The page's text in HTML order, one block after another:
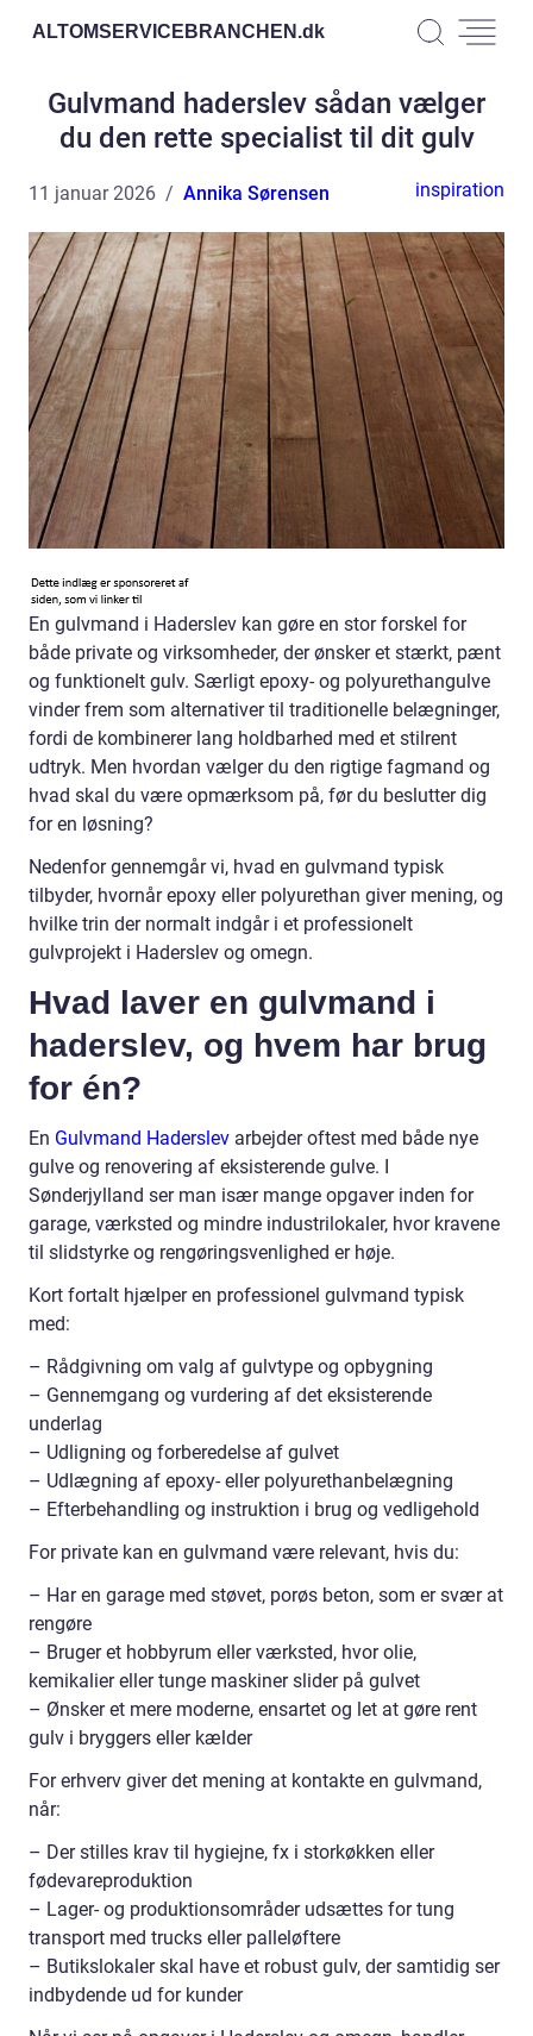
ALTOMSERVICEBRANCHEN.dk
Gulvmand haderslev sådan vælger
du den rette specialist til dit gulv
11 januar 2026 Annika Sørensen inspiration
En gulvmand i Haderslev kan gøre en stor forskel for
både private og virksomheder, der ønsker et stærkt, pænt
og funktionelt gulv. Særligt epoxy- og polyurethangulve
vinder frem som alternativer til traditionelle belægninger,
fordi de kombinerer lang holdbarhed med et stilrent
udtryk. Men hvordan vælger du den rigtige fagmand og
hvad skal du være opmærksom på, før du beslutter dig
for en løsning?
Nedenfor gennemgår vi, hvad en gulvmand typisk
tilbyder, hvornår epoxy eller polyurethan giver mening, og
hvilke trin der normalt indgår i et professionelt
gulvprojekt i Haderslev og omegn.
Hvad laver en gulvmand i
haderslev, og hvem har brug
for én?
En Gulvmand Haderslev arbejder oftest med både nye
gulve og renovering af eksisterende gulve. I
Sønderjylland ser man især mange opgaver inden for
garage, værksted og mindre industrilokaler, hvor kravene
til slidstyrke og rengøringsvenlighed er høje.
Kort fortalt hjælper en professionel gulvmand typisk
med:
– Rådgivning om valg af gulvtype og opbygning
– Gennemgang og vurdering af det eksisterende
underlag
– Udligning og forberedelse af gulvet
– Udlægning af epoxy- eller polyurethanbelægning
– Efterbehandling og instruktion i brug og vedligehold
For private kan en gulvmand være relevant, hvis du:
– Har en garage med støvet, porøs beton, som er svær at
rengøre
– Bruger et hobbyrum eller værksted, hvor olie,
kemikalier eller tunge maskiner slider på gulvet
– Ønsker et mere moderne, ensartet og let at gøre rent
gulv i bryggers eller kælder
For erhverv giver det mening at kontakte en gulvmand,
når:
– Der stilles krav til hygiejne, fx i storkøkken eller
fødevareproduktion
– Lager- og produktionsområder udsættes for tung
transport med trucks eller palleløftere
– Butikslokaler skal have et robust gulv, der samtidig ser
indbydende ud for kunder